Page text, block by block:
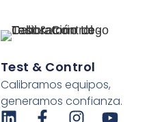
Test & Control
Calibramos equipos,
generamos confianza.